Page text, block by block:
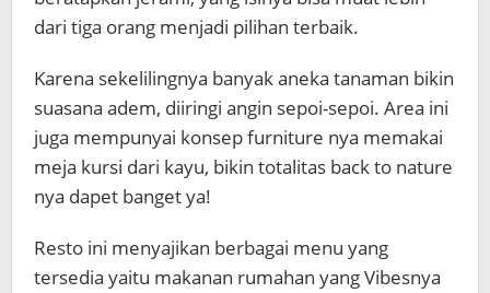
dari tiga orang menjadi pilihan terbaik.
Karena sekelilingnya banyak aneka tanaman bikin
suasana adem, diiringi angin sepoi-sepoi. Area ini
juga mempunyai konsep furniture nya memakai
meja kursi dari kayu, bikin totalitas back to nature
nya dapet banget ya!
Resto ini menyajikan berbagai menu yang
tersedia yaitu makanan rumahan yang Vibesnya